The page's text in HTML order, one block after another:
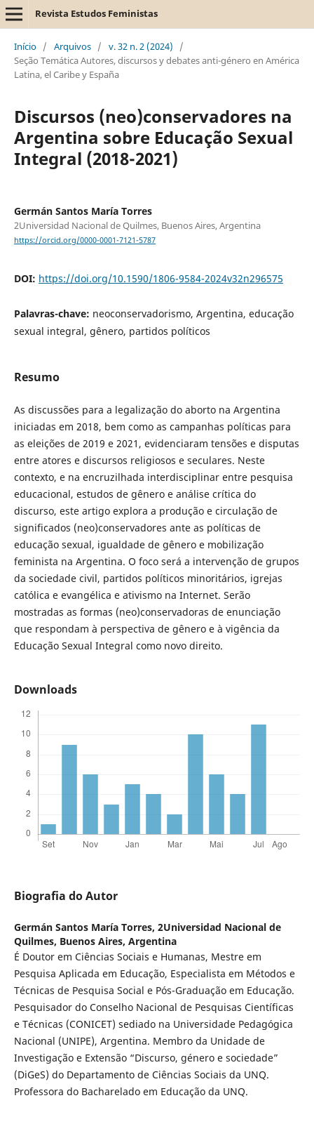
Revista Estudos Feministas
Início / Arquivos / v. 32 n. 2 (2024)
/
Seção Temática Autores, discursos y debates anti-género en América
Latina, el Caribe y España
Discursos (neo)conservadores na
Argentina sobre Educação Sexual
Integral (2018-2021)
Germán Santos María Torres
2Universidad Nacional de Quilmes, Buenos Aires, Argentina
https://orcid.org/0000-0001-7121-5787
DOI: https://doi.org/10.1590/1806-9584-2024v32n296575
Palavras-chave: neoconservadorismo, Argentina, educação
sexual integral, gênero, partidos políticos
Resumo
As discussões para a legalização do aborto na Argentina
iniciadas em 2018, bem como as campanhas políticas para
as eleições de 2019 e 2021, evidenciaram tensões e disputas
entre atores e discursos religiosos e seculares. Neste
contexto, e na encruzilhada interdisciplinar entre pesquisa
educacional, estudos de gênero e análise crítica do
discurso, este artigo explora a produção e circulação de
significados (neo)conservadores ante as políticas de
educação sexual, igualdade de gênero e mobilização
feminista na Argentina. O foco será a intervenção de grupos
da sociedade civil, partidos políticos minoritários, igrejas
católica e evangélica e ativismo na Internet. Serão
mostradas as formas (neo)conservadoras de enunciação
que respondam à perspectiva de gênero e à vigência da
Educação Sexual Integral como novo direito.
Downloads
Biografia do Autor
Germán Santos María Torres, 2Universidad Nacional de
Quilmes, Buenos Aires, Argentina
É Doutor em Ciências Sociais e Humanas, Mestre em
Pesquisa Aplicada em Educação, Especialista em Métodos e
Técnicas de Pesquisa Social e Pós-Graduação em Educação.
Pesquisador do Conselho Nacional de Pesquisas Científicas
e Técnicas (CONICET) sediado na Universidade Pedagógica
Nacional (UNIPE), Argentina. Membro da Unidade de
Investigação e Extensão “Discurso, género e sociedade”
(DiGeS) do Departamento de Ciências Sociais da UNQ.
Professora do Bacharelado em Educação da UNQ.